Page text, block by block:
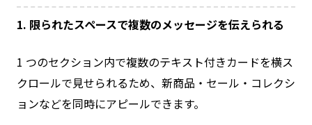
1. 限られたスペースで複数のメッセージを伝えられる
1 つのセクション内で複数のテキスト付きカードを横ス
クロールで見せられるため、新商品・セール・コレクシ
ョンなどを同時にアピールできます。